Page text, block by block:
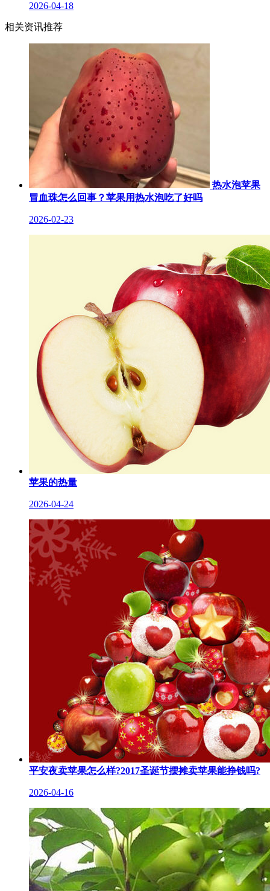
2026-04-18
相关资讯推荐
热水泡苹果
冒血珠怎么回事？苹果用热水泡吃了好吗
2026-02-23
苹果的热量
2026-04-24
平安夜卖苹果怎么样?2017圣诞节摆摊卖苹果能挣钱吗?
2026-04-16